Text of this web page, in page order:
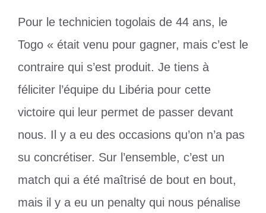
Pour le technicien togolais de 44 ans, le
Togo « était venu pour gagner, mais c’est le
contraire qui s’est produit. Je tiens à
féliciter l’équipe du Libéria pour cette
victoire qui leur permet de passer devant
nous. Il y a eu des occasions qu’on n’a pas
su concrétiser. Sur l’ensemble, c’est un
match qui a été maîtrisé de bout en bout,
mais il y a eu un penalty qui nous pénalise